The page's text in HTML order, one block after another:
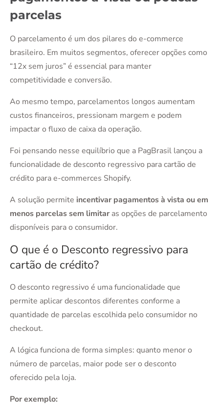
parcelas
O parcelamento é um dos pilares do e-commerce
brasileiro. Em muitos segmentos, oferecer opções como
“12x sem juros” é essencial para manter
competitividade e conversão.
Ao mesmo tempo, parcelamentos longos aumentam
custos financeiros, pressionam margem e podem
impactar o fluxo de caixa da operação.
Foi pensando nesse equilíbrio que a PagBrasil lançou a
funcionalidade de desconto regressivo para cartão de
crédito para e-commerces Shopify.
A solução permite incentivar pagamentos à vista ou em
menos parcelas sem limitar as opções de parcelamento
disponíveis para o consumidor.
O que é o Desconto regressivo para
cartão de crédito?
O desconto regressivo é uma funcionalidade que
permite aplicar descontos diferentes conforme a
quantidade de parcelas escolhida pelo consumidor no
checkout.
A lógica funciona de forma simples: quanto menor o
número de parcelas, maior pode ser o desconto
oferecido pela loja.
Por exemplo: